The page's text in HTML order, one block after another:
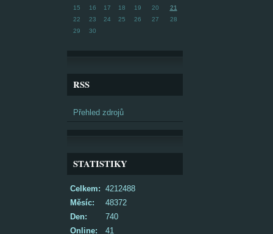
15
16 17 18 19 20
21
22
23 24 25 26 27
28
29
30
RSS
Přehled zdrojů
STATISTIKY
Online: 41
Celkem: 4212488
Měsíc:
48372
Den:
740